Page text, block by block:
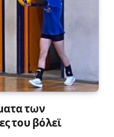
των
του βόλεϊ